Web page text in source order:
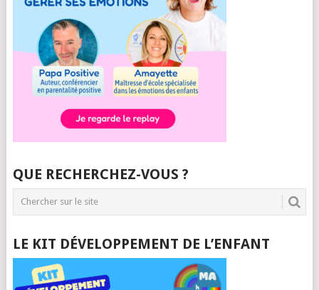
QUE RECHERCHEZ-VOUS ?
LE KIT DÉVELOPPEMENT DE L’ENFANT